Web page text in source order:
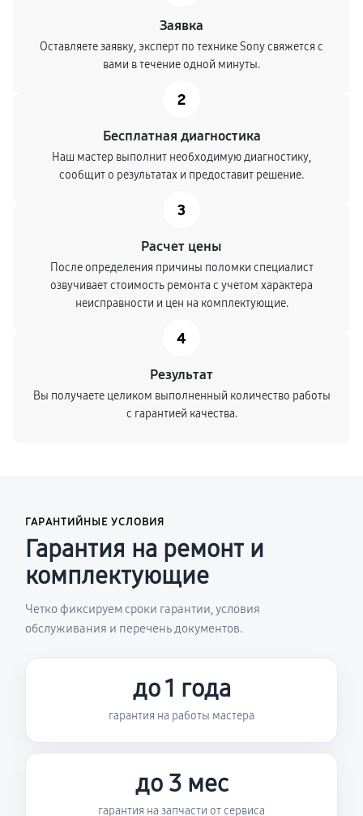
Заявка
Оставляете заявку, эксперт по технике Sony свяжется с
вами в течение одной минуты.
2
Бесплатная диагностика
Наш мастер выполнит необходимую диагностику,
сообщит о результатах и предоставит решение.
3
Расчет цены
После определения причины поломки специалист
озвучивает стоимость ремонта с учетом характера
неисправности и цен на комплектующие.
4
Результат
Вы получаете целиком выполненный количество работы
с гарантией качества.
ГАРАНТИЙНЫЕ УСЛОВИЯ
Гарантия на ремонт и
комплектующие
Четко фиксируем сроки гарантии, условия
обслуживания и перечень документов.
до 1 года
гарантия на работы мастера
до 3 мес
гарантия на запчасти от сервиса